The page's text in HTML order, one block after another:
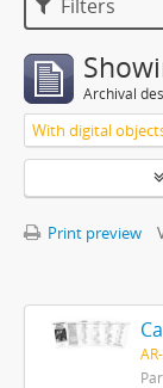
Filters
Archival
With digital
Print preview